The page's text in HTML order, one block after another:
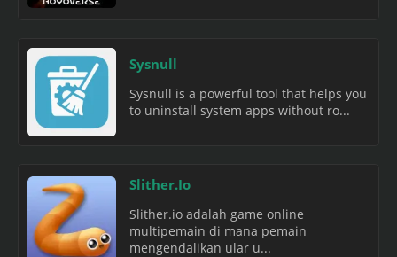
Sysnull
Sysnull is a powerful tool that helps you
to uninstall system apps without ro...
Slither.Io
Slither.io adalah game online
multipemain di mana pemain
mengendalikan ular u...